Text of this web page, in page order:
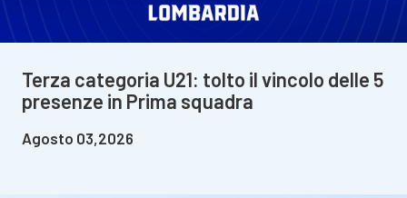
Terza categoria U21: tolto il vincolo delle 5
presenze in Prima squadra
Agosto 03,2026